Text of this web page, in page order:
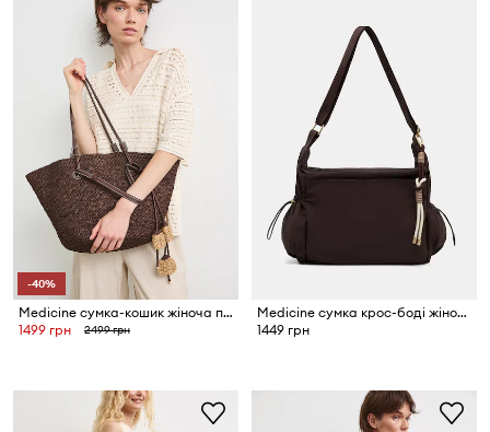
-40%
Medicine сумка-кошик жіноча плетена
1499 грн
2499 грн
Medicine сумка крос-боді жіноча
1449 грн